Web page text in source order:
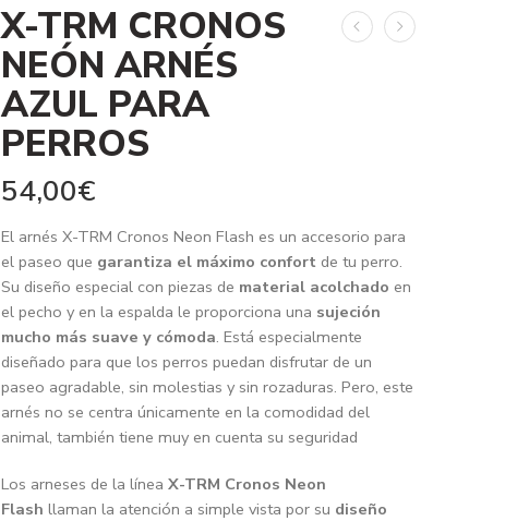
X-TRM CRONOS
NEÓN ARNÉS
AZUL PARA
PERROS
54,00€
El arnés X-TRM Cronos Neon Flash es un accesorio para
el paseo que garantiza el máximo confort de tu perro.
Su diseño especial con piezas de material acolchado en
el pecho y en la espalda le proporciona una sujeción
mucho más suave y cómoda. Está especialmente
diseñado para que los perros puedan disfrutar de un
paseo agradable, sin molestias y sin rozaduras. Pero, este
arnés no se centra únicamente en la comodidad del
animal, también tiene muy en cuenta su seguridad
Los arneses de la línea X-TRM Cronos Neon
Flash llaman la atención a simple vista por su diseño